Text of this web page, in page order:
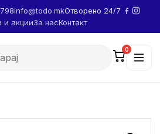
info@todo.mkОтворено 24/7
и акцииЗа насКонтакт
0